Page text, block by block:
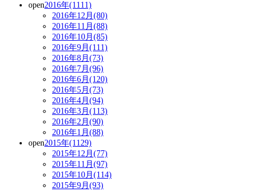
open2016年(1111)
2016年12月(80)
2016年11月(88)
2016年10月(85)
2016年9月(111)
2016年8月(73)
2016年7月(96)
2016年6月(120)
2016年5月(73)
2016年4月(94)
2016年3月(113)
2016年2月(90)
2016年1月(88)
open2015年(1129)
2015年12月(77)
2015年11月(97)
2015年10月(114)
2015年9月(93)